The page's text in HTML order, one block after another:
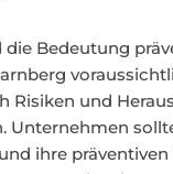
die Bedeutung
Risiken und
Unternehmen
ihre präventiven